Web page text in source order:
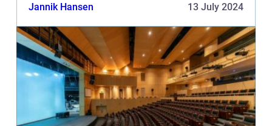
Jannik Hansen 13 July 2024